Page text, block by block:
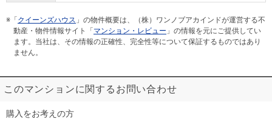
※「 クイーンズハウス 」の物件概要は、（株）ワンノブアカインドが運営する不
動産・物件情報サイト「 マンション・レビュー 」の情報を元にご提供してい
ます。当社は、その情報の正確性、完全性等について保証するものではあり
ません。
このマンションに関するお問い合わせ
購入をお考えの方